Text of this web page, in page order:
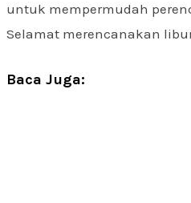
untuk mempermudah
Selamat merencanakan
Baca Juga: